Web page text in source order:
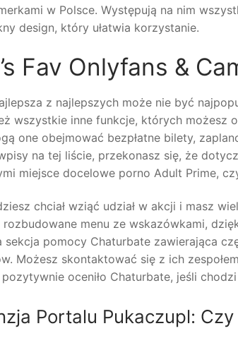
w Polsce. Występują na nim
design, który ułatwia korzystanie.
Fav Onlyfans &
z najlepszych może nie być
wszystkie inne funkcje, których
one obejmować bezpłatne bilety,
na tej liście, przekonasz się, że
miejsce docelowe porno Adult Prime,
chciał wziąć udział w akcji i masz
rozbudowane menu ze wskazówkami,
sekcja pomocy Chaturbate zawierająca
Możesz skontaktować się z ich
oceniło Chaturbate, jeśli
Portalu Pukaczupl: